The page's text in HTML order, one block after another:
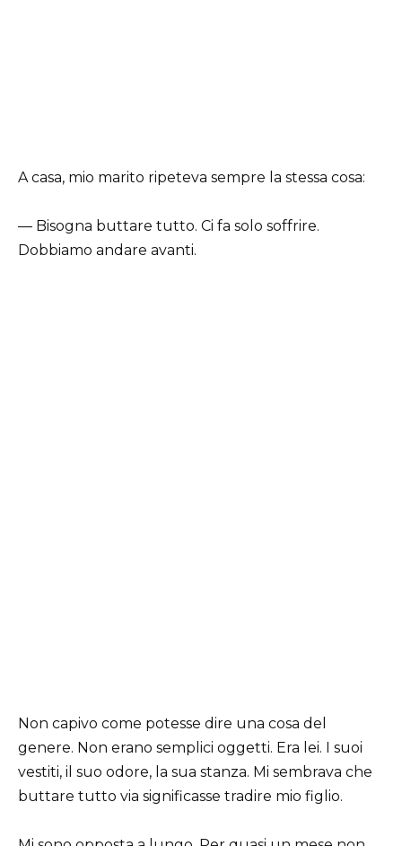
A casa, mio marito ripeteva sempre la stessa cosa:
— Bisogna buttare tutto. Ci fa solo soffrire.
Dobbiamo andare avanti.
Non capivo come potesse dire una cosa del
genere. Non erano semplici oggetti. Era lei. I suoi
vestiti, il suo odore, la sua stanza. Mi sembrava che
buttare tutto via significasse tradire mio figlio.